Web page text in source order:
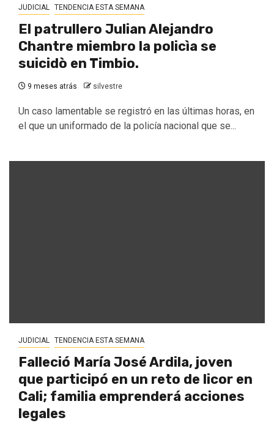
JUDICIAL TENDENCIA ESTA SEMANA
El patrullero Julian Alejandro
Chantre miembro la policìa se
suicidò en Timbio.
9 meses atrás silvestre
Un caso lamentable se registró en las últimas horas, en
el que un uniformado de la policía nacional que se...
JUDICIAL TENDENCIA ESTA SEMANA
Falleció María José Ardila, joven
que participó en un reto de licor en
Cali; familia emprenderá acciones
legales